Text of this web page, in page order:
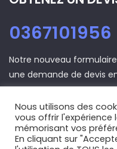
0367101956
Notre nouveau
une demande de devis
DEVIS EN LIGNE
Nous utilisons des
vous offrir l'expérience
mémorisant vos
En cliquant sur